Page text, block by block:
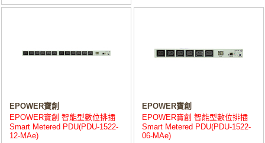
EPOWER寶創
EPOWER寶創 智能型數位排插
Smart Metered PDU(PDU-1522-
12-MAe)
EPOWER寶創
EPOWER寶創 智能型數位排插
Smart Metered PDU(PDU-1522-
06-MAe)